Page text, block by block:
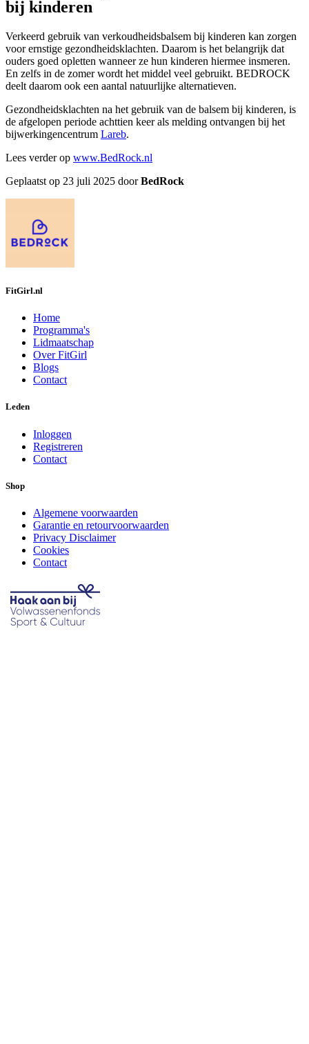
bij kinderen
Verkeerd gebruik van verkoudheidsbalsem bij kinderen kan zorgen
voor ernstige gezondheidsklachten. Daarom is het belangrijk dat
ouders goed opletten wanneer ze hun kinderen hiermee insmeren.
En zelfs in de zomer wordt het middel veel gebruikt. BEDROCK
deelt daarom ook een aantal natuurlijke alternatieven.
Gezondheidsklachten na het gebruik van de balsem bij kinderen, is
de afgelopen periode achttien keer als melding ontvangen bij het
bijwerkingencentrum Lareb.
Lees verder op www.BedRock.nl
Geplaatst op 23 juli 2025 doorBedRock
FitGirl.nl
Home
Programma's
Lidmaatschap
Over FitGirl
Blogs
Contact
Leden
Inloggen
Registreren
Contact
Shop
Algemene voorwaarden
Garantie en retourvoorwaarden
Privacy Disclaimer
Cookies
Contact